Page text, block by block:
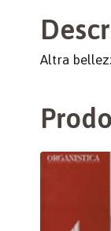
Altra